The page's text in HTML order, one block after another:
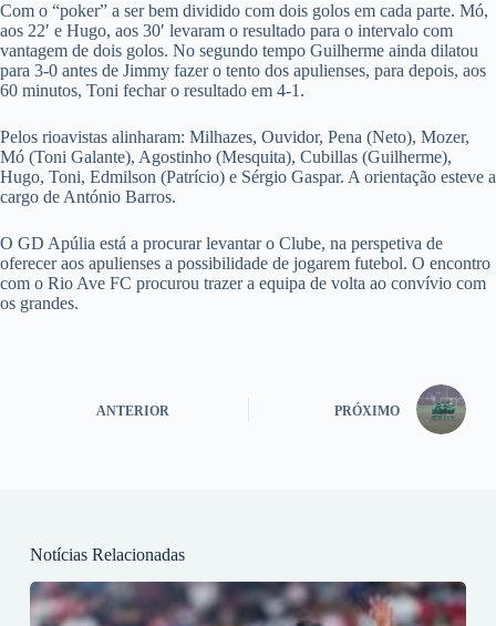
Com o “poker” a ser bem dividido com dois golos em cada parte. Mó,
aos 22′ e Hugo, aos 30′ levaram o resultado para o intervalo com
vantagem de dois golos. No segundo tempo Guilherme ainda dilatou
para 3-0 antes de Jimmy fazer o tento dos apulienses, para depois, aos
60 minutos, Toni fechar o resultado em 4-1.
Pelos rioavistas alinharam: Milhazes, Ouvidor, Pena (Neto), Mozer,
Mó (Toni Galante), Agostinho (Mesquita), Cubillas (Guilherme),
Hugo, Toni, Edmilson (Patrício) e Sérgio Gaspar. A orientação esteve a
cargo de António Barros.
O GD Apúlia está a procurar levantar o Clube, na perspetiva de
oferecer aos apulienses a possibilidade de jogarem futebol. O encontro
com o Rio Ave FC procurou trazer a equipa de volta ao convívio com
os grandes.
ANTERIOR PRÓXIMO
Notícias Relacionadas